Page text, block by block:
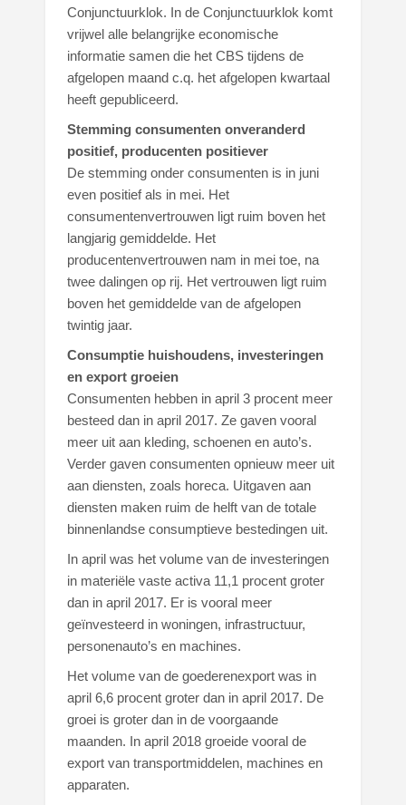
Conjunctuurklok. In de Conjunctuurklok komt
vrijwel alle belangrijke economische
informatie samen die het CBS tijdens de
afgelopen maand c.q. het afgelopen kwartaal
heeft gepubliceerd.
Stemming consumenten onveranderd
positief, producenten positiever
De stemming onder consumenten is in juni
even positief als in mei. Het
consumentenvertrouwen ligt ruim boven het
langjarig gemiddelde. Het
producentenvertrouwen nam in mei toe, na
twee dalingen op rij. Het vertrouwen ligt ruim
boven het gemiddelde van de afgelopen
twintig jaar.
Consumptie huishoudens, investeringen
en export groeien
Consumenten hebben in april 3 procent meer
besteed dan in april 2017. Ze gaven vooral
meer uit aan kleding, schoenen en auto’s.
Verder gaven consumenten opnieuw meer uit
aan diensten, zoals horeca. Uitgaven aan
diensten maken ruim de helft van de totale
binnenlandse consumptieve bestedingen uit.
In april was het volume van de investeringen
in materiële vaste activa 11,1 procent groter
dan in april 2017. Er is vooral meer
geïnvesteerd in woningen, infrastructuur,
personenauto’s en machines.
Het volume van de goederenexport was in
april 6,6 procent groter dan in april 2017. De
groei is groter dan in de voorgaande
maanden. In april 2018 groeide vooral de
export van transportmiddelen, machines en
apparaten.